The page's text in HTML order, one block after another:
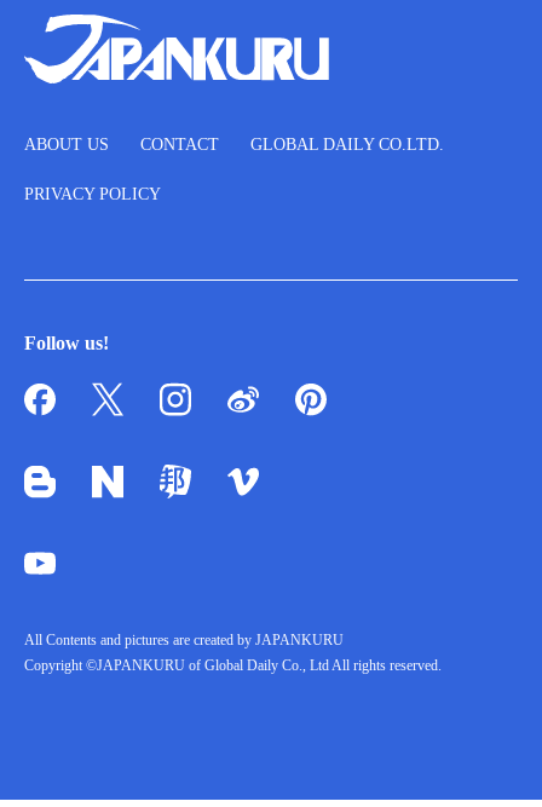
ABOUT US CONTACT GLOBAL DAILY CO.LTD.
PRIVACY POLICY
Follow us!
All Contents and pictures are created by JAPANKURU
Copyright ©JAPANKURU of Global Daily Co., Ltd All rights reserved.